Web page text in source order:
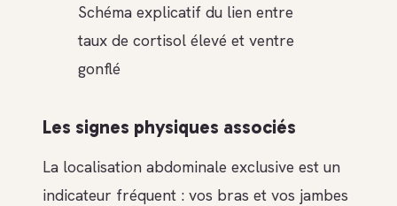
Schéma explicatif du lien entre
taux de cortisol élevé et ventre
gonflé
Les signes physiques associés
La localisation abdominale exclusive est un
indicateur fréquent : vos bras et vos jambes